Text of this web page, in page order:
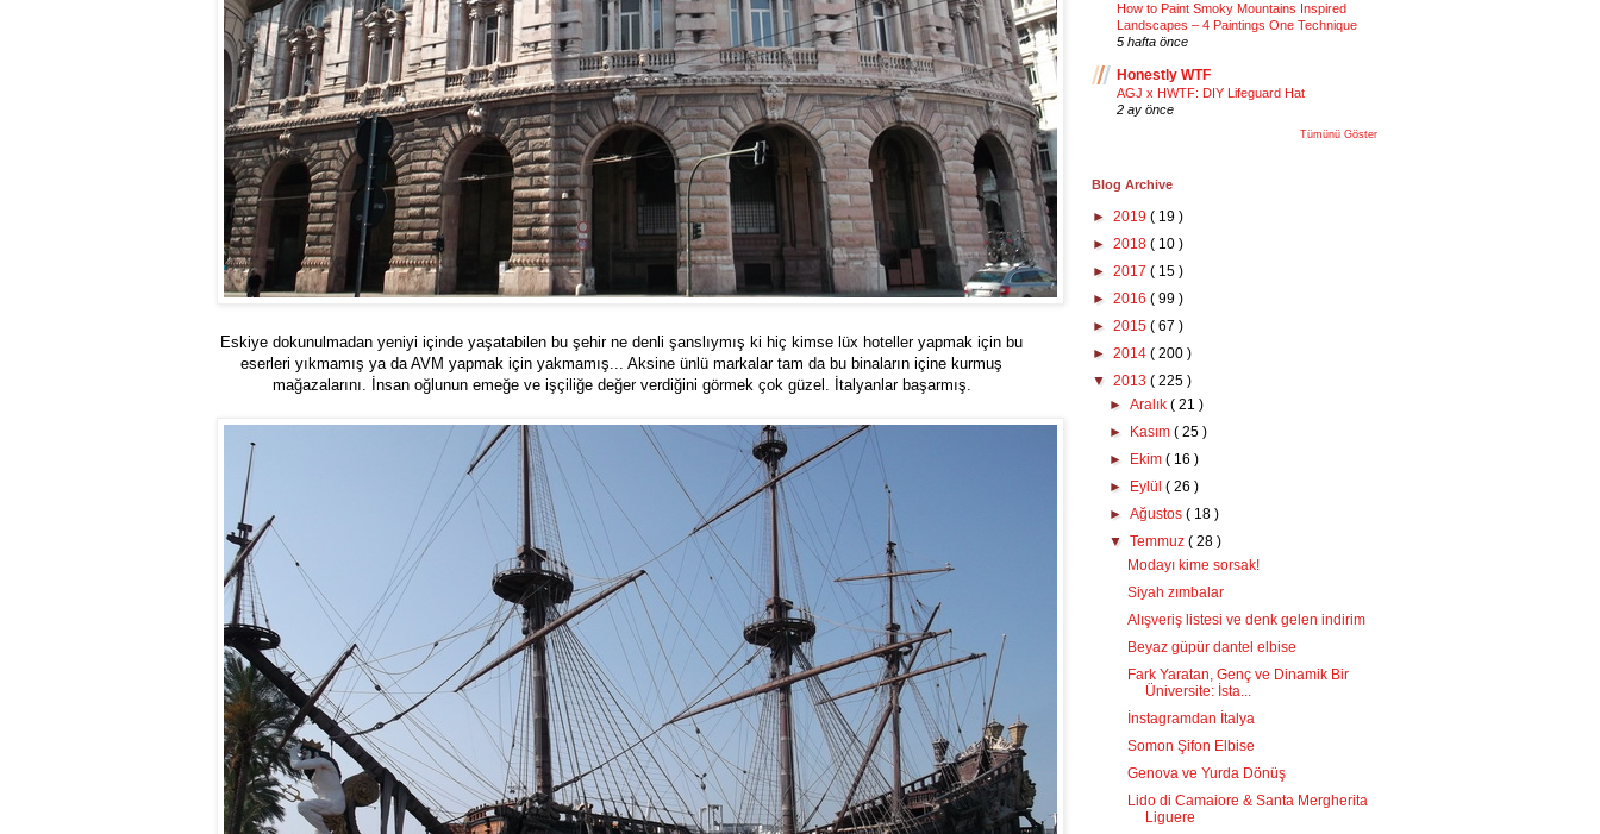
Eskiye dokunulmadan yeniyi içinde yaşatabilen bu şehir ne denli şanslıymış ki hiç kimse lüx hoteller yapmak için bu
eserleri yıkmamış ya da AVM yapmak için yakmamış... Aksine ünlü markalar tam da bu binaların içine kurmuş
mağazalarını. İnsan oğlunun emeğe ve işçiliğe değer verdiğini görmek çok güzel. İtalyanlar başarmış.
How to Paint Smoky Mountains Inspired
Landscapes – 4 Paintings One Technique
5 hafta önce
Honestly WTF
AGJ x HWTF: DIY Lifeguard Hat
2 ay önce
Tümünü Göster
Blog Archive
► 2019 ( 19 )
► 2018 ( 10 )
► 2017 ( 15 )
► 2016 ( 99 )
► 2015 ( 67 )
► 2014 ( 200 )
▼ 2013 ( 225 )
►Aralık( 21 )
►
Kasım( 25 )
►
Ekim( 16 )
►
Eylül( 26 )
►Ağustos( 18 )
▼Temmuz( 28 )
Modayı kime sorsak!
Siyah zımbalar
Alışveriş listesi ve denk gelen indirim
Beyaz güpür dantel elbise
Fark Yaratan, Genç ve Dinamik Bir
Üniversite: İsta...
İnstagramdan İtalya
Somon Şifon Elbise
Genova ve Yurda Dönüş
Lido di Camaiore & Santa Mergherita
Liguere